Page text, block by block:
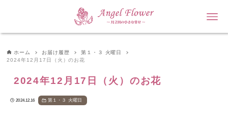
ホーム お届け履歴
第１・３ 火曜日
2024年12月17日（火）のお花
2024年12月17日（火）のお花
2024.12.16 第１・３ 火曜日